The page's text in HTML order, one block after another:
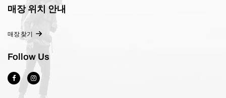
매장 위치 안내
매장 찾기
Follow Us